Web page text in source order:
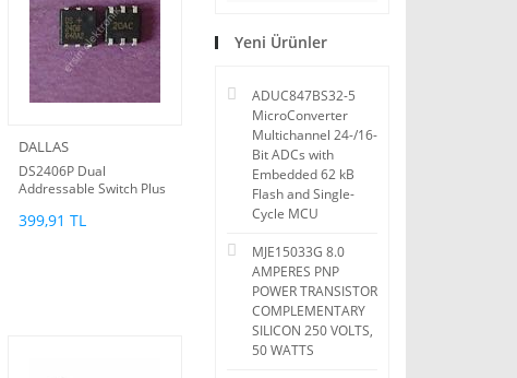
DALLAS
DS2406P Dual
Addressable Switch Plus
399,91 TL
Yeni Ürünler
ADUC847BS32-5
MicroConverter
Multichannel 24-/16-
Bit ADCs with
Embedded 62 kB
Flash and Single-
Cycle MCU
MJE15033G 8.0
AMPERES PNP
POWER TRANSISTOR
COMPLEMENTARY
SILICON 250 VOLTS,
50 WATTS